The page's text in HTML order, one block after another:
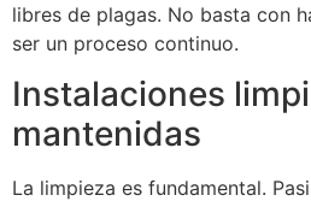
libres de plagas. No basta con
ser un proceso continuo.
Instalaciones
mantenidas
La limpieza es fundamental.